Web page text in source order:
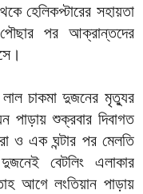
হেলিকপ্টারের সহায়তা
পর আক্রান্তদের
চাকমা দুজনের মৃত্যুর
পাড়ায় শুক্রবার দিবাগত
ও এক ঘন্টার পর মেলতি
বেটলিং এলাকার
আগে লংতিয়ান পাড়ায়